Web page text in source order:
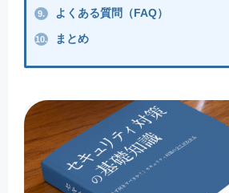
9. よくある質問（FAQ）
10. まとめ